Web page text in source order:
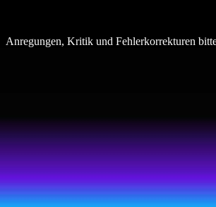
Anregungen, Kritik und Fehlerkorrekturen